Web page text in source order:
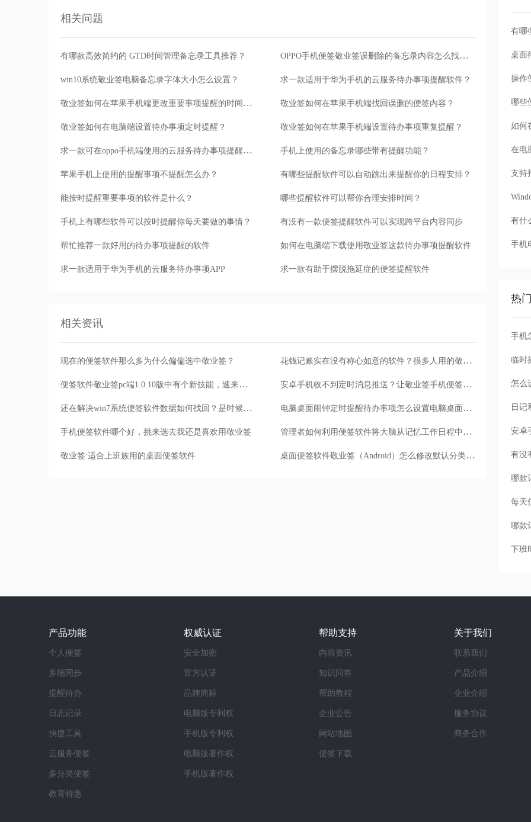
相关问题
有哪款高效简约的 GTD时间管理备忘录工具推荐？ OPPO手机便签敬业签误删除的备忘录内容怎么找回？
win10系统敬业签电脑备忘录字体大小怎么设置？ 求一款适用于华为手机的云服务待办事项提醒软件？
敬业签如何在苹果手机端更改重要事项提醒的时间间隔？ 敬业签如何在苹果手机端找回误删的便签内容？
敬业签如何在电脑端设置待办事项定时提醒？ 敬业签如何在苹果手机端设置待办事项重复提醒？
求一款可在oppo手机端使用的云服务待办事项提醒软件 手机上使用的备忘录哪些带有提醒功能？
苹果手机上使用的提醒事项不提醒怎么办？ 有哪些提醒软件可以自动跳出来提醒你的日程安排？
能按时提醒重要事项的软件是什么？ 哪些提醒软件可以帮你合理安排时间？
手机上有哪些软件可以按时提醒你每天要做的事情？ 有没有一款便签提醒软件可以实现跨平台内容同步
帮忙推荐一款好用的待办事项提醒的软件 如何在电脑端下载使用敬业签这款待办事项提醒软件
求一款适用于华为手机的云服务待办事项APP 求一款有助于摆脱拖延症的便签提醒软件
相关资讯
现在的便签软件那么多为什么偏偏选中敬业签？ 花钱记账实在没有称心如意的软件？很多人用的敬业签便签推荐给你
便签软件敬业签pc端1.0.10版中有个新技能，速来解锁！ 安卓手机收不到定时消息推送？让敬业签手机便签软件出马吧
还在解决win7系统便签软件数据如何找回？是时候下载敬业签 电脑桌面闹钟定时提醒待办事项怎么设置电脑桌面定时提醒软件
手机便签软件哪个好，挑来选去我还是喜欢用敬业签 管理者如何利用便签软件将大脑从记忆工作日程中解放出来？
敬业签:适合上班族用的桌面便签软件 桌面便签软件敬业签（Android）怎么修改默认分类的名称？
有哪
桌面
操作
哪些
如何
在电
支持
有什
手机
热
手机
怎么
每天
下班
产品功能
个人便签
多端同步
提醒待办
日志记录
快捷工具
云服务便签
多分类便签
教育特惠
权威认证
安全加密
官方认证
品牌商标
电脑版专利权
手机版专利权
电脑版著作权
手机版著作权
帮助支持
内容资讯
知识问答
帮助教程
企业公告
网站地图
便签下载
关于我们
联系我们
产品介绍
企业介绍
服务协议
商务合作